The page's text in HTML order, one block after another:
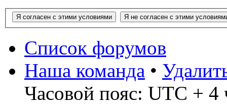
Список форумов
Наша команда •
Часовой пояс: UTC + 4